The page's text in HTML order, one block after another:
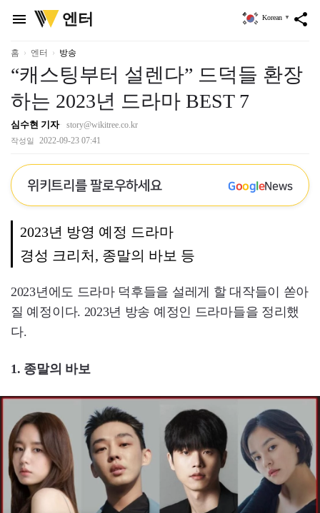
menu
위
키
리
엔터 share
Korean ▼
홈 엔터 방송
“캐스팅부터 설렌다” 드덕들 환장
하는 2023년 드라마 BEST 7
심수현 기자 story@wikitree.co.kr
작성일 2022-09-23 07:41
위키트리를 팔로우하세요 GoogleNews
2023년 방영 예정 드라마
경성 크리처, 종말의 바보 등
2023년에도 드라마 덕후들을 설레게 할 대작들이 쏟아
질 예정이다. 2023년 방송 예정인 드라마들을 정리했
다.
1. 종말의 바보